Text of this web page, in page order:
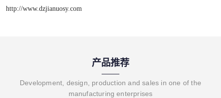
http://www.dzjianuosy.com
产品推荐
Development, design, production and sales in one of the
manufacturing enterprises